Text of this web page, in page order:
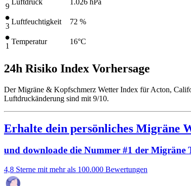
9
3
Luftfeuchtigkeit 72 %
1
Temperatur 16°C
24h Risiko Index Vorhersage
Der Migräne & Kopfschmerz Wetter Index für Acton,
Luftdruckänderung sind mit 9/10.
Erhalte dein persönliches Migräne
und downloade die Nummer #1 der Migräne
4,8 Sterne mit mehr als 100.000 Bewertungen